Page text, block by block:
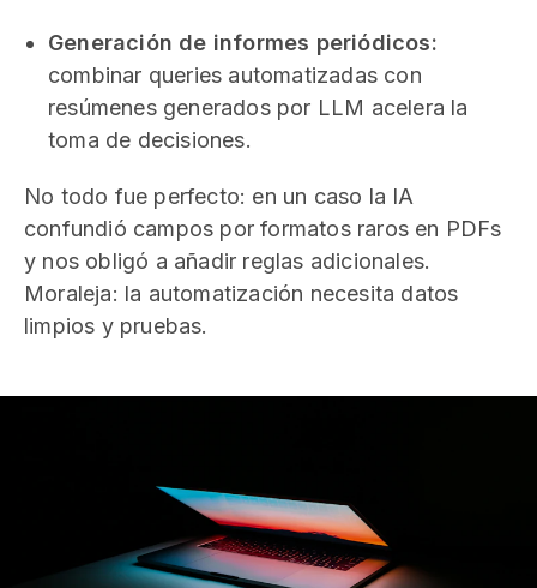
Generación de informes periódicos:
combinar queries automatizadas con
resúmenes generados por LLM acelera la
toma de decisiones.
No todo fue perfecto: en un caso la IA
confundió campos por formatos raros en PDFs
y nos obligó a añadir reglas adicionales.
Moraleja: la automatización necesita datos
limpios y pruebas.